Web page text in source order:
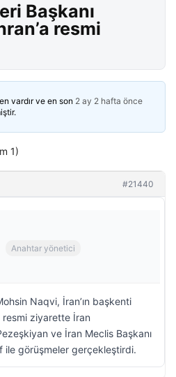
Başkanı
resmi
vardır ve en son 2 ay 2 hafta önce
1)
#21440
Anahtar yönetici
Naqvi, İran’ın başkenti
resmi ziyarette İran
ve İran Meclis Başkanı
ile görüşmeler gerçekleştirdi.